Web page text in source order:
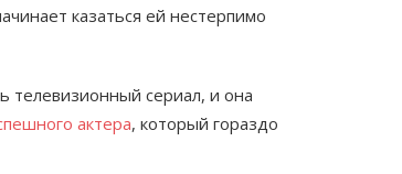
казаться ей нестерпимо
телевизионный сериал, и она
актера, который гораздо